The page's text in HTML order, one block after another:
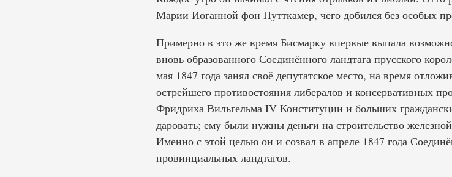
Марии Иоганной фон Путткамер, чего добился без особых
Примерно в это же время Бисмарку впервые выпала
вновь образованного Соединённого ландтага прусского
мая 1847 года занял своё депутатское место, на время
острейшего противостояния либералов и консервативных
Фридриха Вильгельма IV Конституции и больших
даровать; ему были нужны деньги на строительство
Именно с этой целью он и созвал в апреле 1847 года
провинциальных ландтагов.